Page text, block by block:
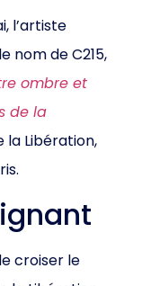
l’artiste
nom de C215,
ombre et
de la
la Libération,
croiser le